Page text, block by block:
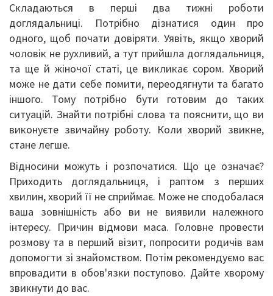
Складаються в перші два тижні роботи
доглядальниці. Потрібно дізнатися один про
одного, щоб почати довіряти. Уявіть, якщо хворий
чоловік не рухливий, а тут прийшла доглядальниця,
та ще й жіночої статі, це викликає сором. Хворий
може не дати себе помити, переодягнути та багато
іншого. Тому потрібно бути готовим до таких
ситуацій. Знайти потрібні слова та пояснити, що ви
виконуєте звичайну роботу. Коли хворий звикне,
стане легше.
Відносини можуть і розпочатися. Що це означає?
Приходить доглядальниця, і раптом з перших
хвилин, хворий її не сприймає. Може не сподобалася
ваша зовнішність або ви не виявили належного
інтересу. Причин відмови маса. Головне провести
розмову та в перший візит, попросити родичів вам
допомогти зі знайомством. Потім рекомендуємо вас
впровадити в обов'язки поступово. Дайте хворому
звикнути до вас.